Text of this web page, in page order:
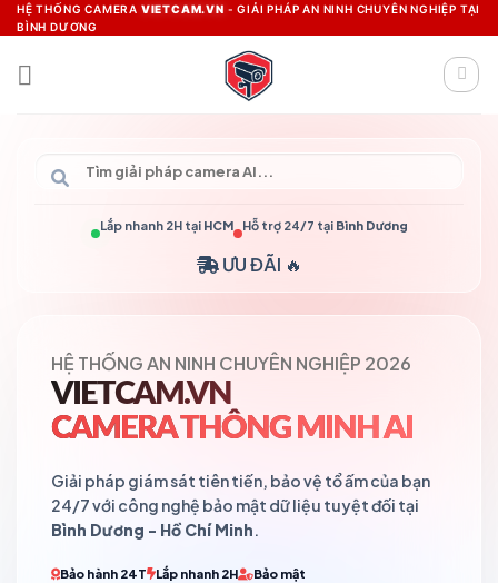
Skip
to
content
HỆ THỐNG CAMERA VIETCAM.VN - GIẢI PHÁP AN NINH CHUYÊN NGHIỆP TẠI
BÌNH DƯƠNG
Lắp nhanh 2H tại HCM Hỗ trợ 24/7 tại Bình Dương
ƯU ĐÃI 🔥
HỆ THỐNG AN NINH CHUYÊN NGHIỆP 2026
VIETCAM.VN
CAMERA THÔNG MINH AI
Giải pháp giám sát tiên tiến, bảo vệ tổ ấm của bạn
24/7 với công nghệ bảo mật dữ liệu tuyệt đối tại
Bình Dương - Hồ Chí Minh.
Bảo hành 24T Lắp nhanh 2H Bảo mật